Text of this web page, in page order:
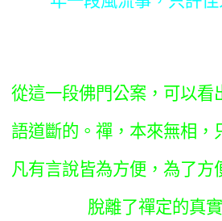
從這一段佛門公案，可以看
語道斷的。禪，本來無相，
凡有言說皆為方便，為了方
脫離了禪定的真